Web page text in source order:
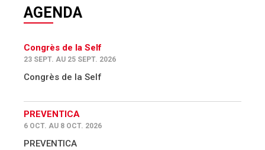
AGENDA
Congrès de la Self
23 SEPT. AU 25 SEPT. 2026
Congrès de la Self
PREVENTICA
6 OCT. AU 8 OCT. 2026
PREVENTICA